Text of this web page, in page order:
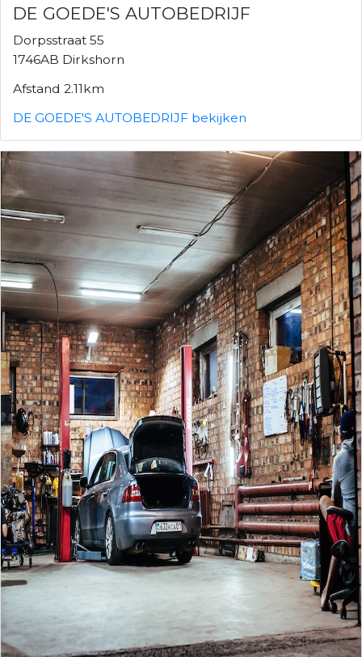
DE GOEDE'S AUTOBEDRIJF
Dorpsstraat 55
1746AB Dirkshorn
Afstand 2.11km
DE GOEDE'S AUTOBEDRIJF bekijken